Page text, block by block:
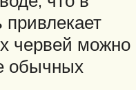
червей можно
обычных